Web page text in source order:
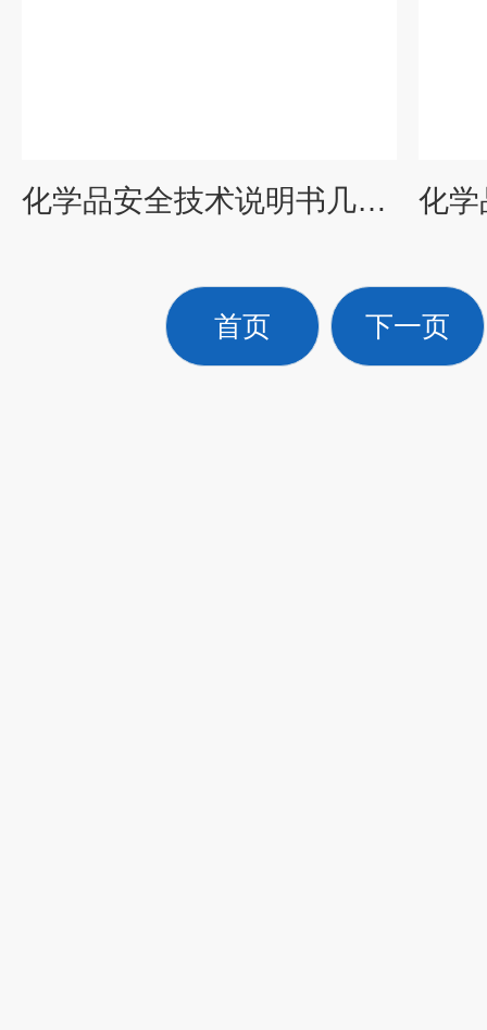
化学品安全技术说明书几年更新一次
首页 下一页